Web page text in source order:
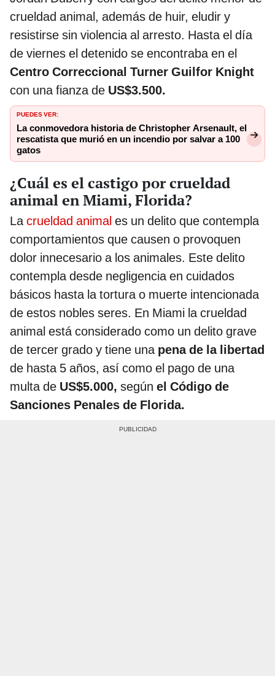
crueldad animal, además de huir, eludir y
resistirse sin violencia al arresto. Hasta el día
de viernes el detenido se encontraba en el
Centro Correccional Turner Guilfor Knight
con una fianza de US$3.500.
PUEDES VER:
La conmovedora historia de Christopher Arsenault, el
rescatista que murió en un incendio por salvar a 100
gatos
¿Cuál es el castigo por crueldad
animal en Miami, Florida?
Lacrueldad animal es un delito que contempla
comportamientos que causen o provoquen
dolor innecesario a los animales. Este delito
contempla desde negligencia en cuidados
básicos hasta la tortura o muerte intencionada
de estos nobles seres. En Miami la crueldad
animal está considerado como un delito grave
de tercer grado y tiene una pena de la libertad
de hasta 5 años, así como el pago de una
multa de US$5.000, según el Código de
Sanciones Penales de Florida.